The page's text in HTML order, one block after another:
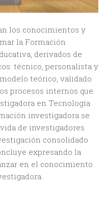
los conocimientos y
la Formación
derivados de
técnico, personalista y
teórico, validado
procesos internos que
en Tecnología
investigadora se
de investigadores
consolidado
expresando la
en el conocimiento